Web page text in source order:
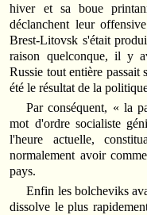
hiver et sa boue
déclanchent leur
Brest-Litovsk s'était
raison quelconque, il y
Russie tout entière
été le résultat de la
Par conséquent, « la
mot d'ordre socialiste
l'heure actuelle,
normalement avoir
pays.
Enfin les bolcheviks
dissolve le plus